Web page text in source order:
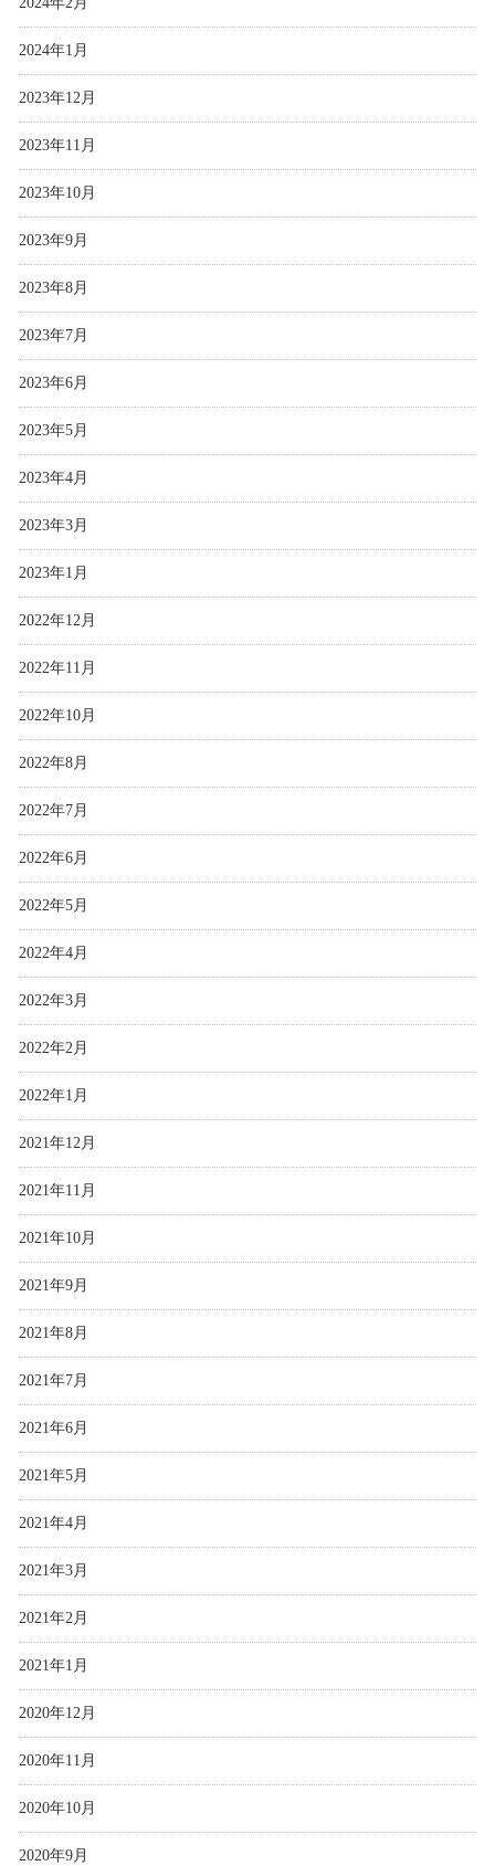
2024年1月
2023年12月
2023年11月
2023年10月
2023年9月
2023年8月
2023年7月
2023年6月
2023年5月
2023年4月
2023年3月
2023年1月
2022年12月
2022年11月
2022年10月
2022年8月
2022年7月
2022年6月
2022年5月
2022年4月
2022年3月
2022年2月
2022年1月
2021年12月
2021年11月
2021年10月
2021年9月
2021年8月
2021年7月
2021年6月
2021年5月
2021年4月
2021年3月
2021年2月
2021年1月
2020年12月
2020年11月
2020年10月
2020年9月